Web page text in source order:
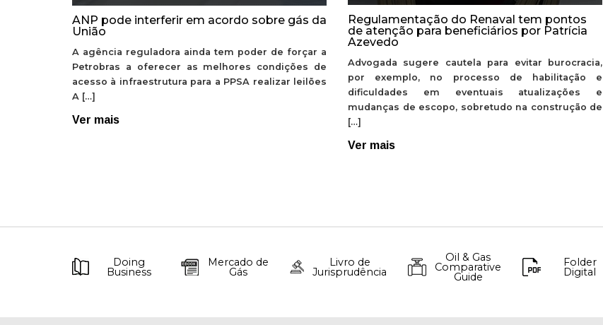
ANP pode interferir em acordo sobre gás da
União
A agência reguladora ainda tem poder de forçar a
Petrobras a oferecer as melhores condições de
acesso à infraestrutura para a PPSA realizar leilões
A […]
Ver mais
Regulamentação do Renaval tem pontos
de atenção para beneficiários por Patrícia
Azevedo
Advogada sugere cautela para evitar burocracia,
por exemplo, no processo de habilitação e
dificuldades em eventuais atualizações e
mudanças de escopo, sobretudo na construção de
[…]
Ver mais
Doing
Business
Mercado de
Gás
Livro de
Jurisprudência
Oil & Gas
Comparative
Guide
Folder
Digital